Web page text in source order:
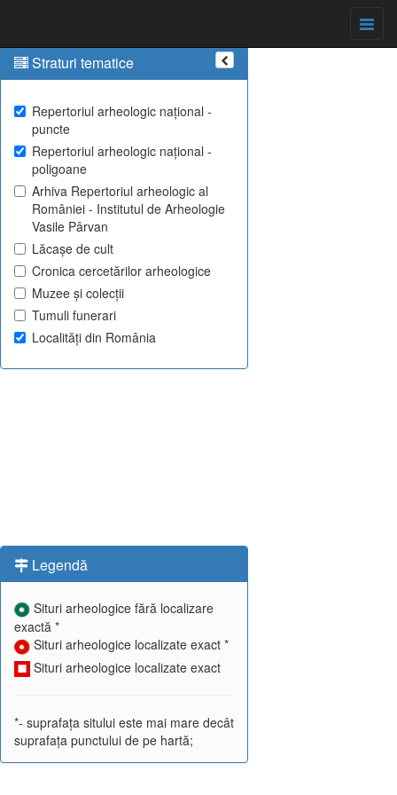
Straturi tematice
Repertoriul arheologic național -
puncte
Repertoriul arheologic național -
poligoane
Arhiva Repertoriul arheologic al
României - Institutul de Arheologie
Vasile Pârvan
Lăcașe de cult
Cronica cercetărilor arheologice
Muzee și colecții
Tumuli funerari
Localități din România
Legendă
Situri arheologice fără localizare
exactă *
Situri arheologice localizate exact *
Situri arheologice localizate exact
*- suprafața sitului este mai mare decât
suprafața punctului de pe hartă;